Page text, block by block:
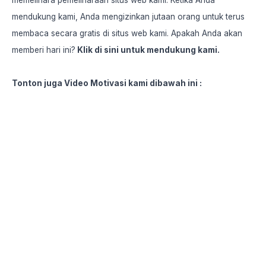
mendukung kami, Anda mengizinkan jutaan orang untuk terus
membaca secara gratis di situs web kami. Apakah Anda akan
memberi hari ini? Klik di sini untuk mendukung kami.
Tonton juga Video Motivasi kami dibawah ini :